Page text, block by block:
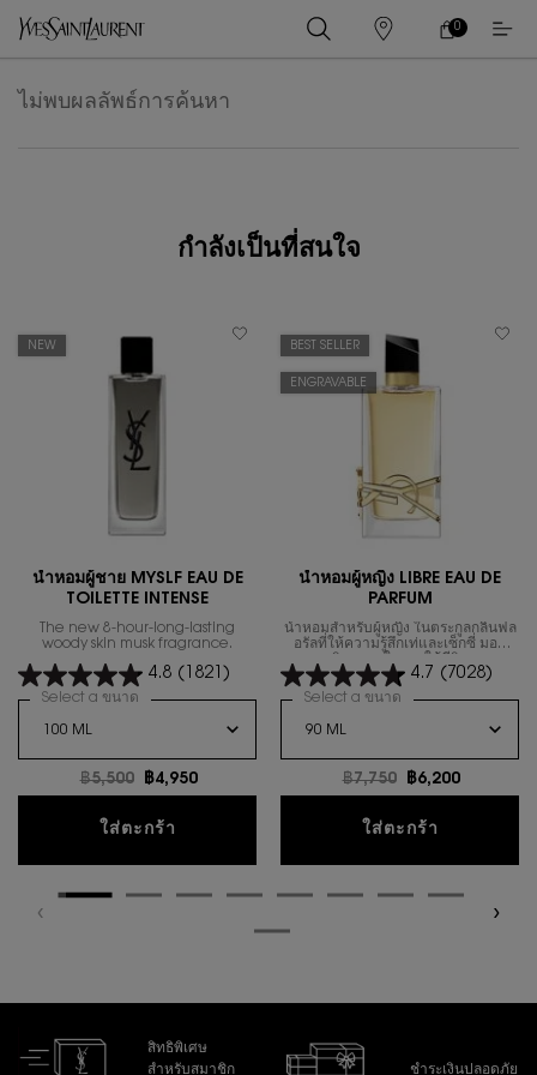
ร้าน
ค้า
ตะกร้า
0
0 PRODUCT IN
ไม่พบผลลัพธ์การค้นหา
กำลังเป็นที่สนใจ
NEW
น้ำหอมผู้ชาย MYSLF EAU DE
TOILETTE INTENSE
The new 8-hour-long-lasting
woody skin musk fragrance.
4.8 (1821)
Select a ขนาด for น้ำหอมผู้ชาย MYSLF EAU DE TOILETTE INTENSE
ราคาเก่า
฿5,500 ราคาใหม่
฿4,950
ใส่ตะกร้า น้ำหอมผู้ชาย MYSLF EAU DE TOILETTE
BEST SELLER
ENGRAVABLE
นํ้าหอมผู้หญิง LIBRE EAU DE
PARFUM
น้ำหอมสำหรับผู้หญิง ในตระกูลกลิ่นฟล
อรัลที่ให้ความรู้สึกเท่และเซ็กซี่ มอบ
4.7 (7028)
Select a ขนาด for นํ้าหอมผู้หญิง
ราคาเก่า
฿7,750 ราคาใหม่
฿6,200
ใส่ตะกร้า
สิทธิพิเศษ
สำหรับสมาชิก
ชำระเงินปลอดภัย